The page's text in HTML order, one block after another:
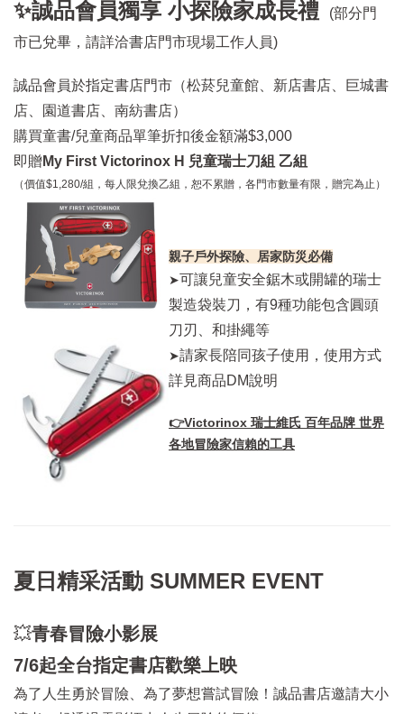
✨誠品會員獨享 小探險家成長禮
(部分門
市已兌畢，請詳洽書店門市現場工作人員)
誠品會員於指定書店門市（松菸兒童館、新店書店、巨城書
店、園道書店、南紡書店）
購買童書/兒童商品單筆折扣後金額滿$3,000
即贈My First Victorinox H 兒童瑞士刀組 乙組
（價值$1,280/組，每人限兌換乙組，恕不累贈，各門市數量有限，贈完為止）
親子戶外探險、居家防災必備
➤可讓兒童安全鋸木或開罐的瑞士
製造袋裝刀，有9種功能包含圓頭
刀刃、和掛繩等
➤請家長陪同孩子使用，使用方式
詳見商品DM說明
👉Victorinox 瑞士維氏 百年品牌 世界
各地冒險家信賴的工具
夏日精采活動 SUMMER EVENT
💥青春冒險小影展
7/6起全台指定書店歡樂上映
為了人生勇於冒險、為了夢想嘗試冒險！誠品書店邀請大小